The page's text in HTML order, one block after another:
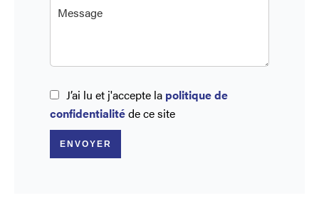
J’ai lu et j'accepte la politique de
confidentialitéde ce site
ENVOYER